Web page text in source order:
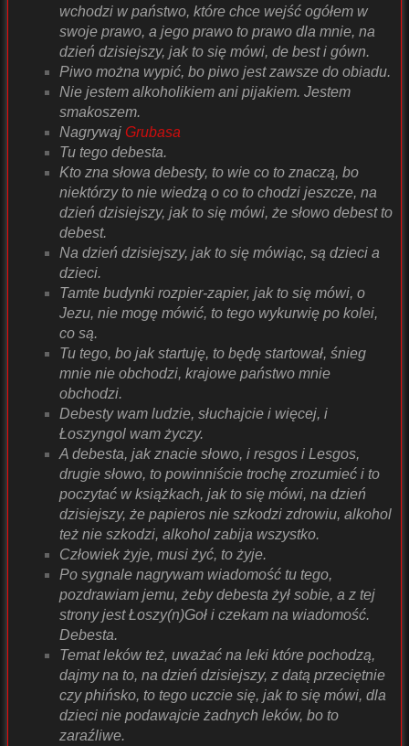
wchodzi w państwo, które chce wejść ogółem w
swoje prawo, a jego prawo to prawo dla mnie, na
dzień dzisiejszy, jak to się mówi, de best i gówn.
Piwo można wypić, bo piwo jest zawsze do obiadu.
Nie jestem alkoholikiem ani pijakiem. Jestem
smakoszem.
Nagrywaj Grubasa
Tu tego debesta.
Kto zna słowa debesty, to wie co to znaczą, bo
niektórzy to nie wiedzą o co to chodzi jeszcze, na
dzień dzisiejszy, jak to się mówi, że słowo debest to
debest.
Na dzień dzisiejszy, jak to się mówiąc, są dzieci a
dzieci.
Tamte budynki rozpier-zapier, jak to się mówi, o
Jezu, nie mogę mówić, to tego wykurwię po kolei,
co są.
Tu tego, bo jak startuję, to będę startował, śnieg
mnie nie obchodzi, krajowe państwo mnie
obchodzi.
Debesty wam ludzie, słuchajcie i więcej, i
Łoszyngol wam życzy.
A debesta, jak znacie słowo, i resgos i Lesgos,
drugie słowo, to powinniście trochę zrozumieć i to
poczytać w książkach, jak to się mówi, na dzień
dzisiejszy, że papieros nie szkodzi zdrowiu, alkohol
też nie szkodzi, alkohol zabija wszystko.
Człowiek żyje, musi żyć, to żyje.
Po sygnale nagrywam wiadomość tu tego,
pozdrawiam jemu, żeby debesta żył sobie, a z tej
strony jest Łoszy(n)Goł i czekam na wiadomość.
Debesta.
Temat leków też, uważać na leki które pochodzą,
dajmy na to, na dzień dzisiejszy, z datą przeciętnie
czy phińsko, to tego uczcie się, jak to się mówi, dla
dzieci nie podawajcie żadnych leków, bo to
zaraźliwe.